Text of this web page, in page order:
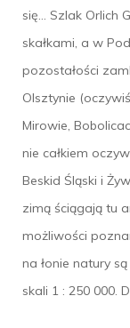
się… Szlak Orlich
skałkami, a w
pozostałości
Olsztynie
Mirowie,
nie całkiem
Beskid Śląski i
zimą ściągają tu
możliwości
na łonie natury
skali 1 : 250 000.